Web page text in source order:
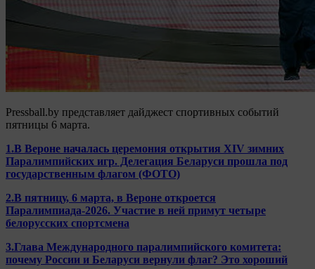
Pressball.by представляет дайджест спортивных событий
пятницы 6 марта.
1.В Вероне началась церемония открытия XIV зимних
Паралимпийских игр. Делегация Беларуси прошла под
государственным флагом (ФОТО)
2.В пятницу, 6 марта, в Вероне откроется
Паралимпиада-2026. Участие в ней примут четыре
белорусских спортсмена
3.Глава Международного паралимпийского комитета:
почему России и Беларуси вернули флаг? Это хороший